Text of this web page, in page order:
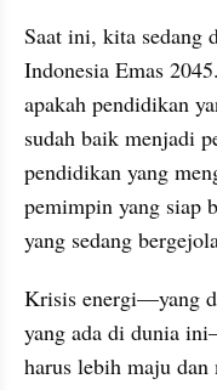
Saat ini, kita sedang
Indonesia Emas
apakah pendidikan
sudah baik menjadi
pendidikan yang
pemimpin yang siap
yang sedang
Krisis energi—yang
yang ada di dunia
harus lebih maju